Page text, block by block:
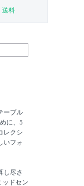
送料
ーブル
に、5
レクシ
いフォ
し尽さ
ッドセン